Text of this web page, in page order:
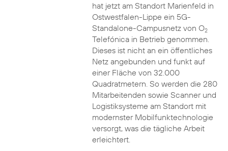
hat jetzt am Standort Marienfeld in
Ostwestfalen-Lippe ein 5G-
Standalone-Campusnetz von O2
Telefónica in Betrieb genommen.
Dieses ist nicht an ein öffentliches
Netz angebunden und funkt auf
einer Fläche von 32.000
Quadratmetern. So werden die 280
Mitarbeitenden sowie Scanner und
Logistiksysteme am Standort mit
modernster Mobilfunktechnologie
versorgt, was die tägliche Arbeit
erleichtert.